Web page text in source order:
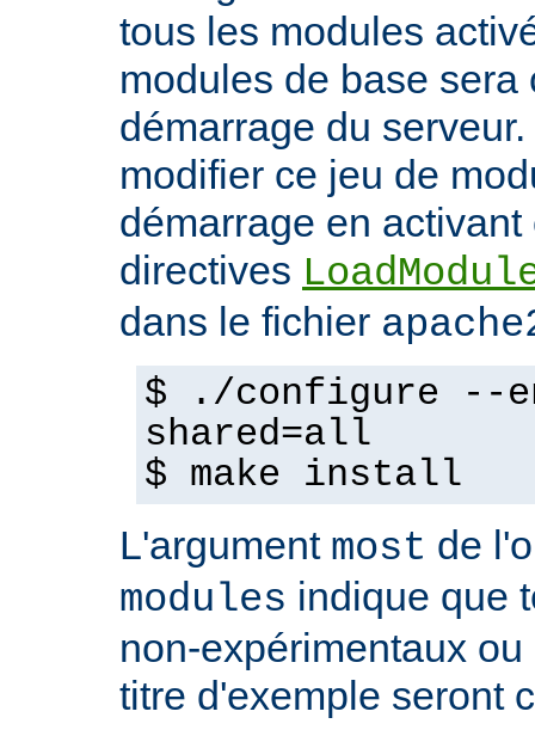
tous les modules
modules de base sera
démarrage du
modifier ce jeu de
démarrage en
directives
dans le fichier
$ ./configure --
shared=all
$ make install
L'argument most de
modules indique que
non-expérimentaux
titre d'exemple seront